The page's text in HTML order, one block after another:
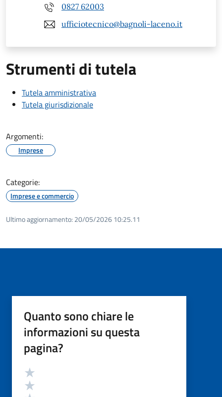
0827 62003
ufficiotecnico@bagnoli-laceno.it
Strumenti di tutela
Tutela amministrativa
Tutela giurisdizionale
Argomenti:
Imprese
Categorie:
Imprese e commercio
Ultimo aggiornamento: 20/05/2026 10:25.11
Quanto sono chiare le
informazioni su questa
pagina?
Valutazione